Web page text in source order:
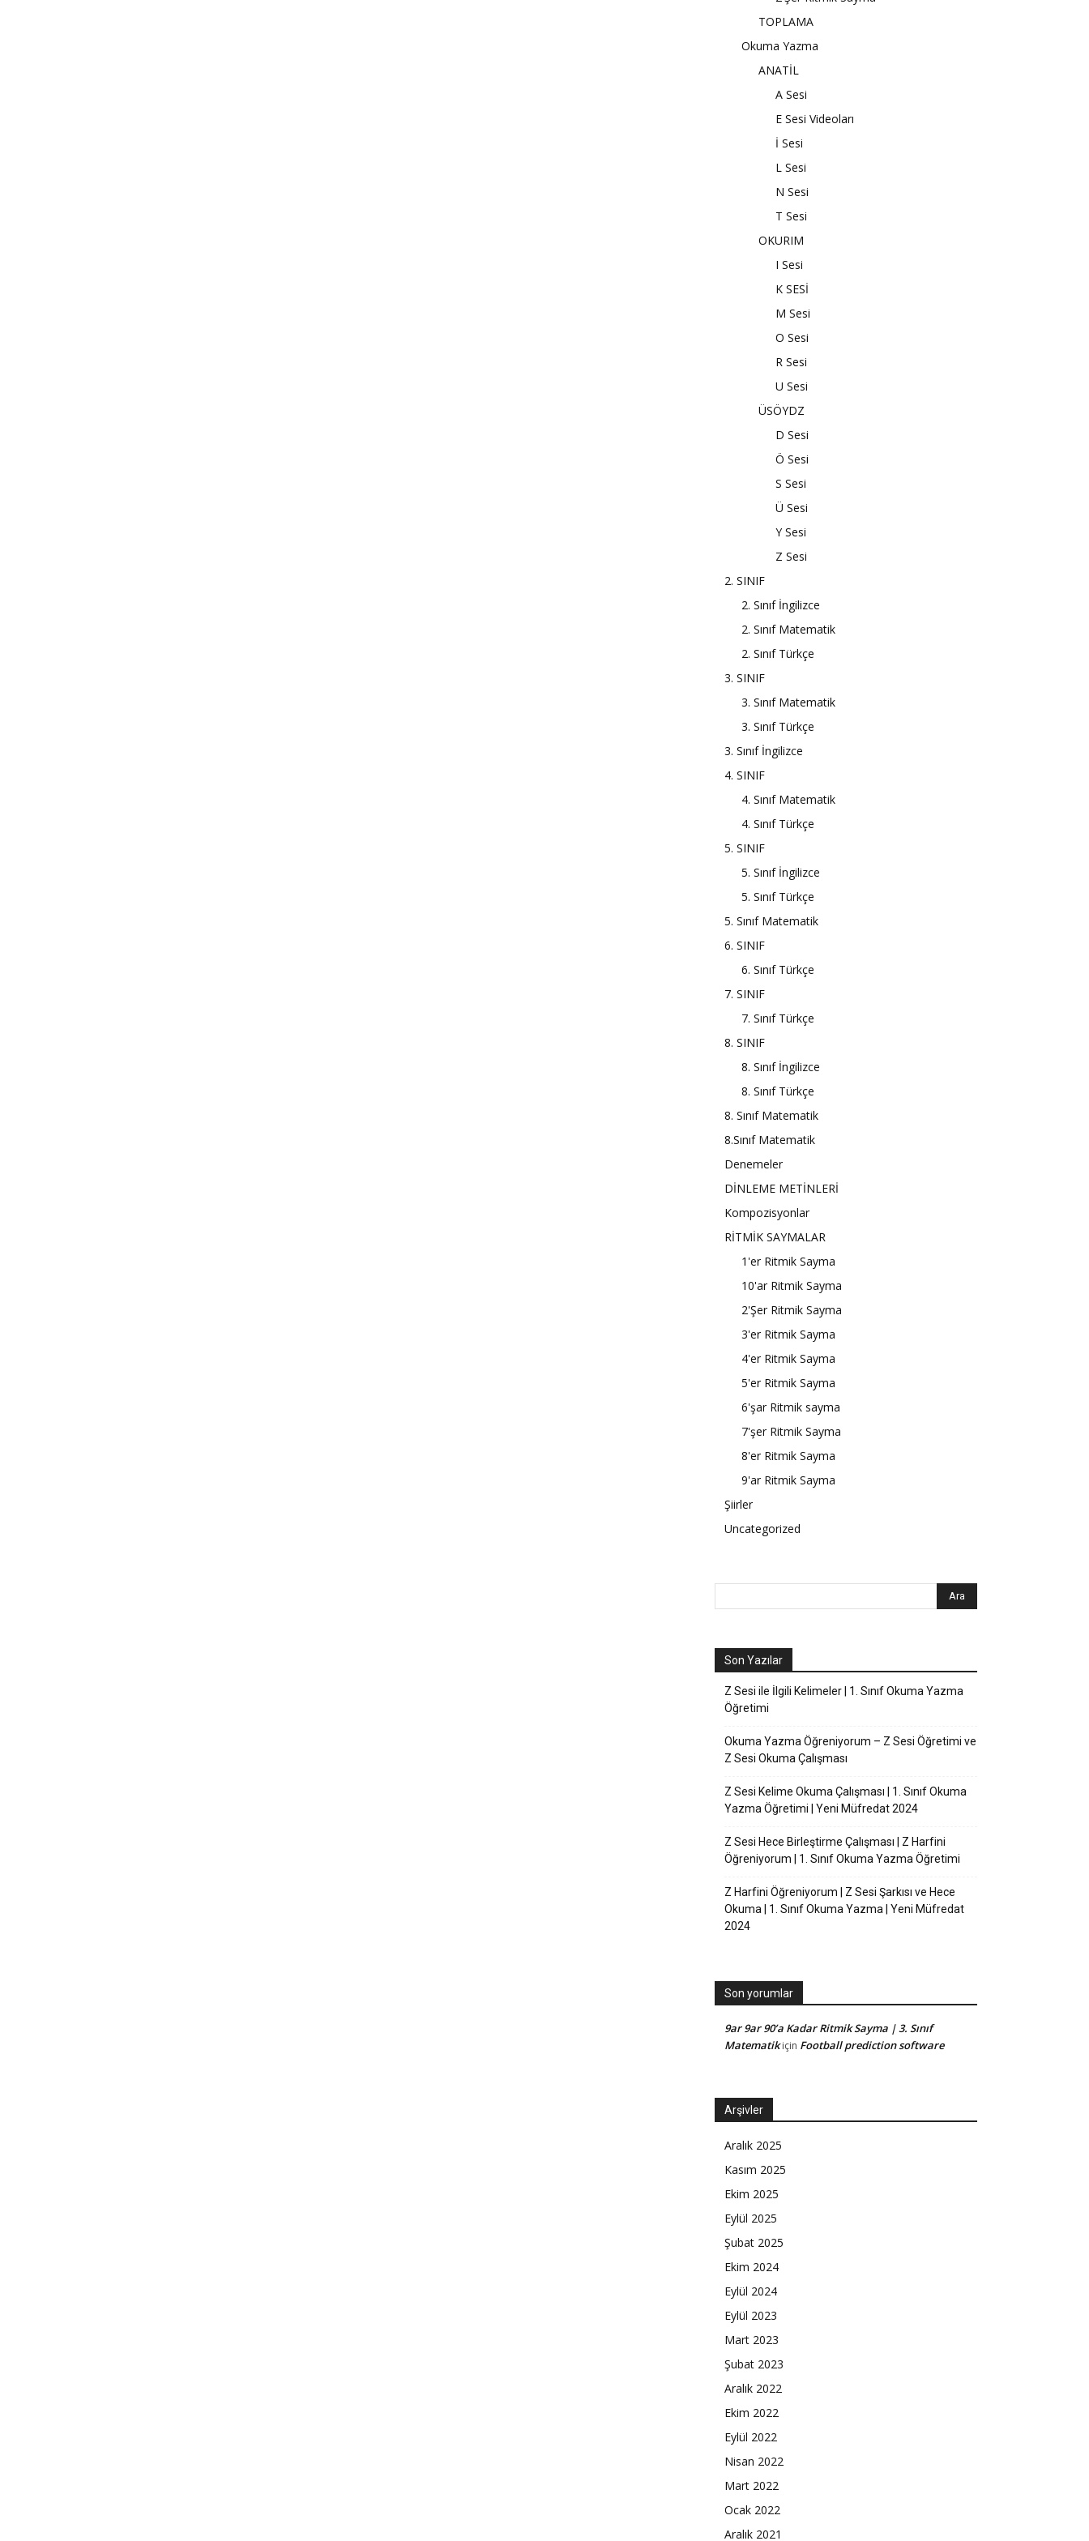
TOPLAMA
Okuma Yazma
ANATİL
A Sesi
E Sesi Videoları
İ Sesi
L Sesi
N Sesi
T Sesi
OKURIM
I Sesi
K SESİ
M Sesi
O Sesi
R Sesi
U Sesi
ÜSÖYDZ
D Sesi
Ö Sesi
S Sesi
Ü Sesi
Y Sesi
Z Sesi
2. SINIF
2. Sınıf İngilizce
2. Sınıf Matematik
2. Sınıf Türkçe
3. SINIF
3. Sınıf Matematik
3. Sınıf Türkçe
3. Sınıf İngilizce
4. SINIF
4. Sınıf Matematik
4. Sınıf Türkçe
5. SINIF
5. Sınıf İngilizce
5. Sınıf Türkçe
5. Sınıf Matematik
6. SINIF
6. Sınıf Türkçe
7. SINIF
7. Sınıf Türkçe
8. SINIF
8. Sınıf İngilizce
8. Sınıf Türkçe
8. Sınıf Matematik
8.Sınıf Matematik
Denemeler
DİNLEME METİNLERİ
Kompozisyonlar
RİTMİK SAYMALAR
1'er Ritmik Sayma
10'ar Ritmik Sayma
2'Şer Ritmik Sayma
3'er Ritmik Sayma
4'er Ritmik Sayma
5'er Ritmik Sayma
6'şar Ritmik sayma
7'şer Ritmik Sayma
8'er Ritmik Sayma
9'ar Ritmik Sayma
Şiirler
Uncategorized
Son Yazılar
Z Sesi ile İlgili Kelimeler | 1. Sınıf Okuma Yazma
Öğretimi
Okuma Yazma Öğreniyorum – Z Sesi Öğretimi ve
Z Sesi Okuma Çalışması
Z Sesi Kelime Okuma Çalışması | 1. Sınıf Okuma
Yazma Öğretimi | Yeni Müfredat 2024
Z Sesi Hece Birleştirme Çalışması | Z Harfini
Öğreniyorum | 1. Sınıf Okuma Yazma Öğretimi
Z Harfini Öğreniyorum | Z Sesi Şarkısı ve Hece
Okuma | 1. Sınıf Okuma Yazma | Yeni Müfredat
2024
Son yorumlar
9ar 9ar 90’a Kadar Ritmik Sayma | 3. Sınıf
Matematikiçin Football prediction software
Arşivler
Aralık 2025
Kasım 2025
Ekim 2025
Eylül 2025
Şubat 2025
Ekim 2024
Eylül 2024
Eylül 2023
Mart 2023
Şubat 2023
Aralık 2022
Ekim 2022
Eylül 2022
Nisan 2022
Mart 2022
Ocak 2022
Aralık 2021